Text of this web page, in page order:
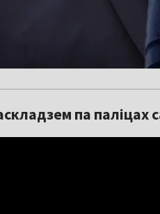
па паліцах